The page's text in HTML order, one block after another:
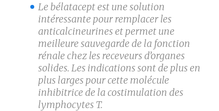
Le bélatacept est une solution
intéressante pour remplacer les
anticalcineurines et permet une
meilleure sauvegarde de la fonction
rénale chez les receveurs d’organes
solides. Les indications sont de plus en
plus larges pour cette molécule
inhibitrice de la costimulation des
lymphocytes T.